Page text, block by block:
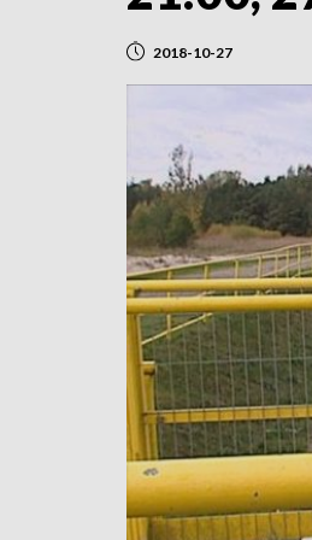
2018-10-27